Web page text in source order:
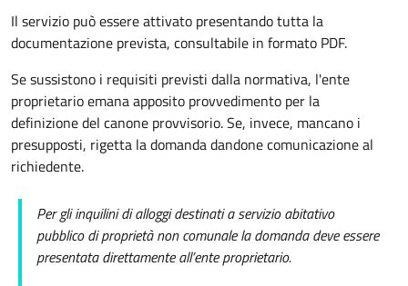
Il servizio può essere attivato presentando tutta la
documentazione prevista, consultabile in formato PDF.
Se sussistono i requisiti previsti dalla normativa, l'ente
proprietario emana apposito provvedimento per la
definizione del canone provvisorio. Se, invece, mancano i
presupposti, rigetta la domanda dandone comunicazione al
richiedente.
Per gli inquilini di alloggi destinati a servizio abitativo
pubblico di proprietà non comunale la domanda deve essere
presentata direttamente all’ente proprietario.